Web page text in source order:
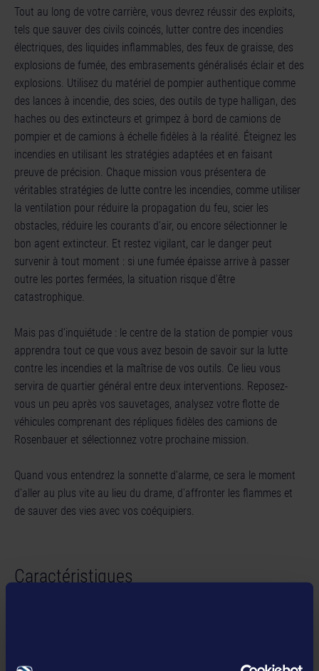
Tout au long de votre carrière, vous devrez réussir des exploits,
tels que sauver des civils coincés, lutter contre des incendies
électriques, des liquides inflammables, des feux de graisse, des
explosions de fumée, des embrasements généralisés éclair et des
explosions. Utilisez du matériel de pompier authentique comme
des lances à incendie, des scies, des outils de type halligan, des
haches ou des extincteurs et grimpez à bord de camions de
pompier et de camions à échelle fidèles à la réalité. Éteignez les
incendies en utilisant les stratégies adaptées et en faisant
preuve de précision. Chaque mission vous présentera de
véritables stratégies de lutte contre les incendies, comme utiliser
la ventilation pour réduire la propagation du feu, scier les
obstacles, réduire les courants d'air, ou encore sélectionner le
bon agent extincteur. Et restez vigilant, car le danger peut
survenir à tout moment : si une fumée épaisse arrive à passer
outre les portes fermées, la situation risque d'être
catastrophique.
Mais pas d'inquiétude : le centre de la station de pompier vous
apprendra tout ce que vous avez besoin de savoir sur la lutte
contre les incendies et la maîtrise de vos outils. Ce lieu vous
servira de quartier général entre deux interventions. Reposez-
vous un peu après vos sauvetages, analysez votre flotte de
véhicules comprenant des répliques fidèles des camions de
Rosenbauer et sélectionnez votre prochaine mission.
Quand vous entendrez la sonnette d'alarme, ce sera le moment
d'aller au plus vite au lieu du drame, d'affronter les flammes et
de sauver des vies avec vos coéquipiers.
Caractéristiques
TRAVAIL D'ÉQUIPE
: mode coopératif pour 4 joueurs